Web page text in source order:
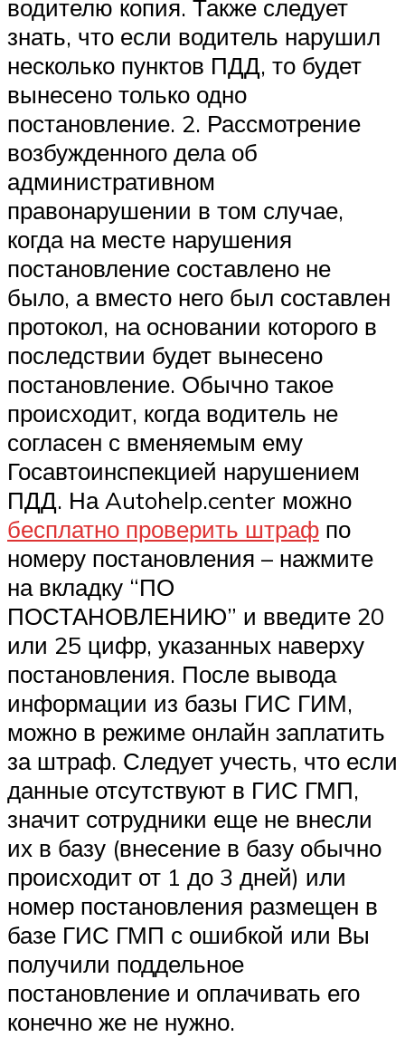
водителю копия. Также следует
знать, что если водитель нарушил
несколько пунктов ПДД, то будет
вынесено только одно
постановление. 2. Рассмотрение
возбужденного дела об
административном
правонарушении в том случае,
когда на месте нарушения
постановление составлено не
было, а вместо него был составлен
протокол, на основании которого в
последствии будет вынесено
постановление. Обычно такое
происходит, когда водитель не
согласен с вменяемым ему
Госавтоинспекцией нарушением
ПДД. На Autohelp.center можно
бесплатно проверить штраф по
номеру постановления – нажмите
на вкладку “ПО
ПОСТАНОВЛЕНИЮ” и введите 20
или 25 цифр, указанных наверху
постановления. После вывода
информации из базы ГИС ГИМ,
можно в режиме онлайн заплатить
за штраф. Следует учесть, что если
данные отсутствуют в ГИС ГМП,
значит сотрудники еще не внесли
их в базу (внесение в базу обычно
происходит от 1 до 3 дней) или
номер постановления размещен в
базе ГИС ГМП с ошибкой или Вы
получили поддельное
постановление и оплачивать его
конечно же не нужно.